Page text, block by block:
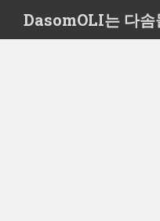
i
DasomOLI는 다솜